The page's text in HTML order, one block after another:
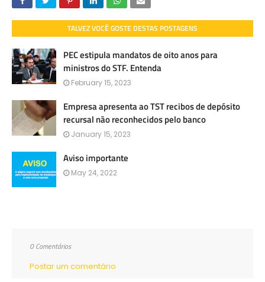
TALVEZ VOCÊ GOSTE DESTAS POSTAGENS
PEC estipula mandatos de oito anos para
ministros do STF. Entenda
February 15, 2023
Empresa apresenta ao TST recibos de depósito
recursal não reconhecidos pelo banco
January 15, 2023
Aviso importante
May 24, 2022
0 Comentários
Postar um comentário